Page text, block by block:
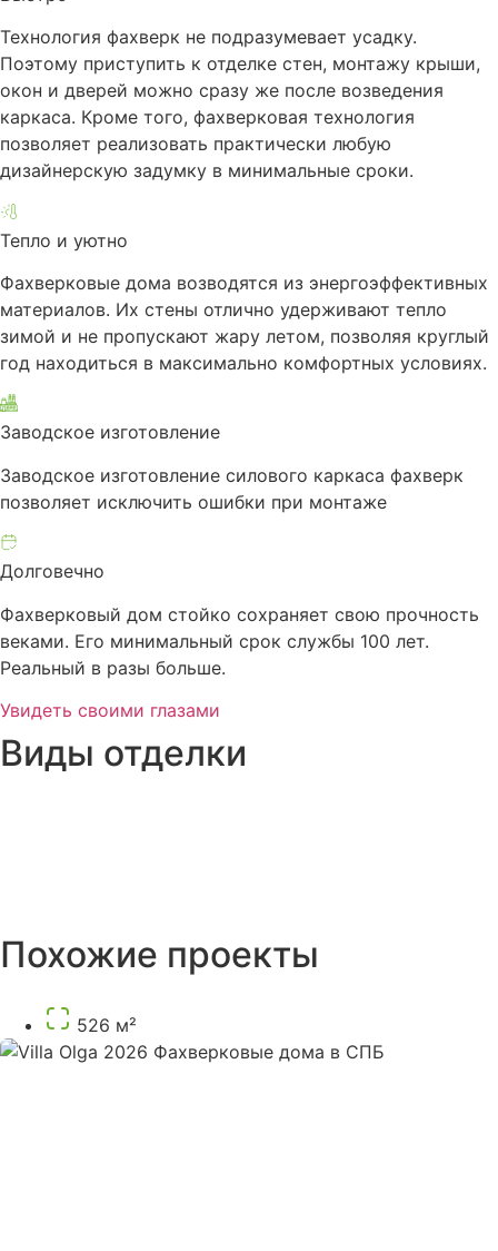
Технология фахверк не подразумевает усадку.
Поэтому приступить к отделке стен, монтажу крыши,
окон и дверей можно сразу же после возведения
каркаса. Кроме того, фахверковая технология
позволяет реализовать практически любую
дизайнерскую задумку в минимальные сроки.
Тепло и уютно
Фахверковые дома возводятся из энергоэффективных
материалов. Их стены отлично удерживают тепло
зимой и не пропускают жару летом, позволяя круглый
год находиться в максимально комфортных условиях.
Заводское изготовление
Заводское изготовление силового каркаса фахверк
позволяет исключить ошибки при монтаже
Долговечно
Фахверковый дом стойко сохраняет свою прочность
веками. Его минимальный срок службы 100 лет.
Реальный в разы больше.
Увидеть своими глазами
Виды отделки
Похожие проекты
526 м²